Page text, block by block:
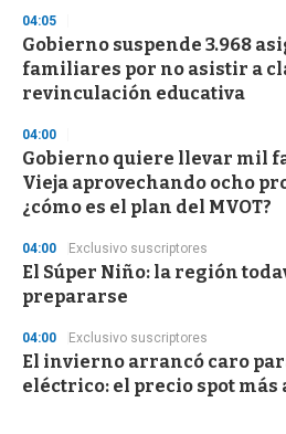
04:05
Gobierno suspende 3.968
familiares por no asistir a
revinculación educativa
04:00
Gobierno quiere llevar mil
Vieja aprovechando ocho
¿cómo es el plan del MVOT?
04:00 Exclusivo suscriptores
El Súper Niño: la región
prepararse
04:00 Exclusivo suscriptores
El invierno arrancó caro
eléctrico: el precio spot más